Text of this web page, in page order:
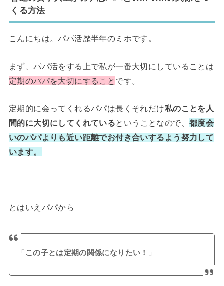
くる方法
こんにちは。パパ活歴半年のミホです。
まず、パパ活をする上で私が一番大切にしていることは
定期のパパを大切にすること です。
定期的に会ってくれるパパは長くそれだけ私のことを人
間的に大切にしてくれているということなので、 都度会
いのパパよりも近い距離でお付き合いするよう努力して
います。
とはいえパパから
「 この子とは定期の関係になりたい！ 」